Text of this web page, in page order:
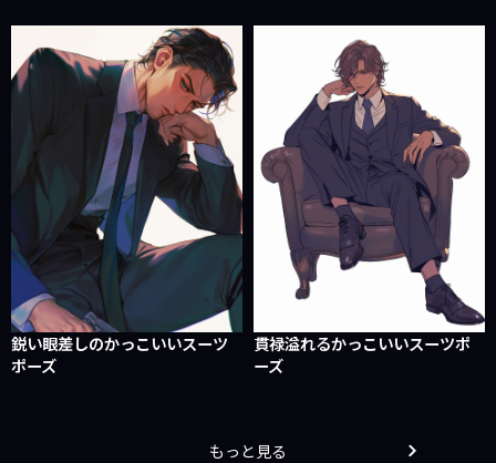
鋭い眼差しのかっこいいスーツ
ポーズ
貫禄溢れるかっこいいスーツポ
ーズ
もっと見る